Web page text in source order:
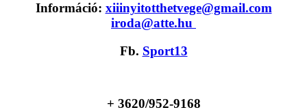
Információ: xiiinyitotthetvege@gmail.com
iroda@atte.hu
Fb. Sport13
+ 3620/952-9168